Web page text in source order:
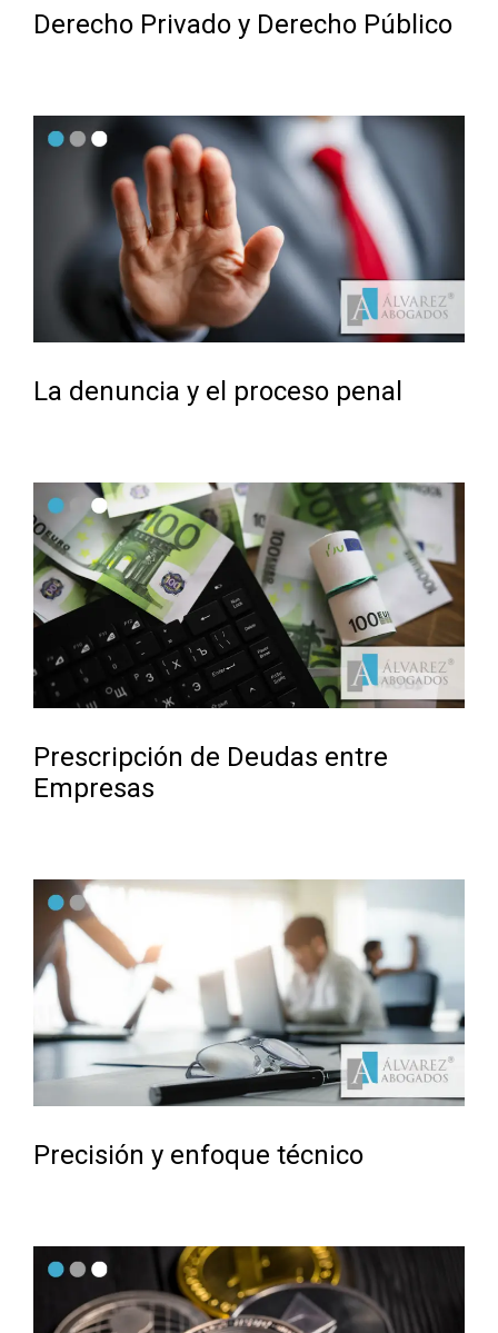
Derecho Privado y Derecho Público
La denuncia y el proceso penal
Prescripción de Deudas entre
Empresas
Precisión y enfoque técnico